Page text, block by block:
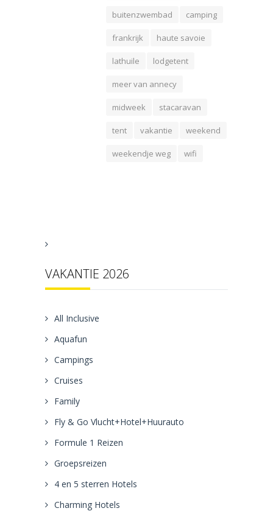
buitenzwembad camping
frankrijk haute savoie
lathuile lodgetent
meer van annecy
midweek stacaravan
tent vakantie weekend
weekendje weg wifi
VAKANTIE 2026
All Inclusive
Aquafun
Campings
Cruises
Family
Fly & Go Vlucht+Hotel+Huurauto
Formule 1 Reizen
Groepsreizen
4 en 5 sterren Hotels
Charming Hotels